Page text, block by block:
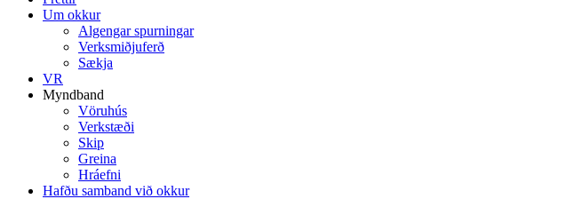
Um okkur
Algengar spurningar
Verksmiðjuferð
Sækja
VR
Myndband
Vöruhús
Verkstæði
Skip
Greina
Hráefni
Hafðu samband við okkur